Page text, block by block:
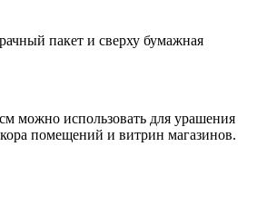
пакет и сверху бумажная
можно использовать для урашения
помещений и витрин магазинов.